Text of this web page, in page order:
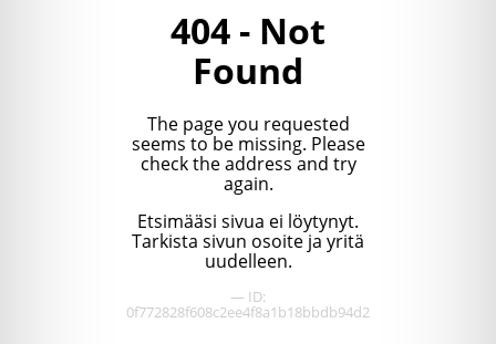
404 - Not
Found
The page you requested
seems to be missing. Please
check the address and try
again.
Etsimääsi sivua ei löytynyt.
Tarkista sivun osoite ja yritä
uudelleen.
— ID:
0f772828f608c2ee4f8a1b18bbdb94d2